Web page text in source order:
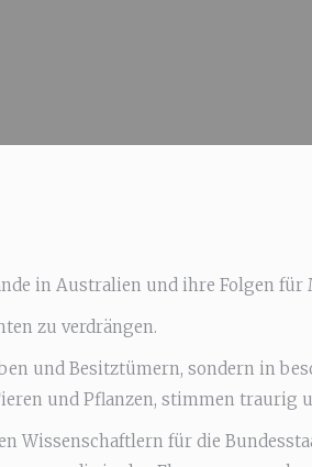
in Australien und ihre Folgen für
zu verdrängen.
und Besitztümern, sondern in
und Pflanzen, stimmen traurig
Wissenschaftlern für die